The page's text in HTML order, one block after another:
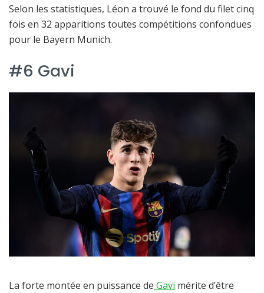
Selon les statistiques, Léon a trouvé le fond du filet cinq
fois en 32 apparitions toutes compétitions confondues
pour le Bayern Munich.
#6 Gavi
La forte montée en puissance de Gavi mérite d’être